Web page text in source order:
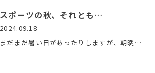
スポーツの秋、それとも…
2024.09.18
まだまだ暑い日があったりしますが、朝晩は冷え込んでくる日も…